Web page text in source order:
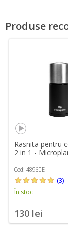
Produse
Rasnita pentru
2 in 1 -
Cod: 48960E
(3)
În stoc
130 lei